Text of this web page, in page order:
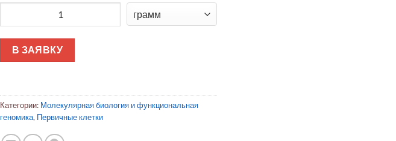
В ЗАЯВКУ
Категории: Молекулярная биология и функциональная
геномика, Первичные клетки